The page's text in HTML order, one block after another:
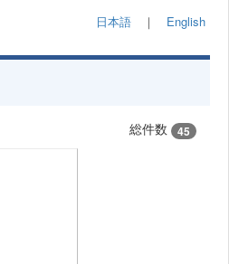
日本語 ｜ English
総件数 45